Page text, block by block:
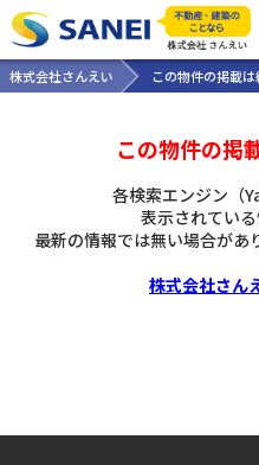
株式会社さんえい この物件の掲載
この物件の掲
各検索エンジン（
表示されている
最新の情報では無い場合があ
株式会社さん